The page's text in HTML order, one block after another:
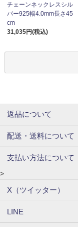
チェーンネックレスシル
バー925幅4.0mm長さ45
cm
31,035円(税込)
返品について
配送・送料について
支払い方法について
>
X（ツイッター）
LINE